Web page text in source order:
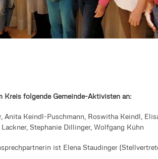
Kreis folgende Gemeinde-Aktivisten an:
Anita Keindl-Puschmann, Roswitha Keindl,
Stephanie Dillinger, Wolfgang Kühn
ist Elena Staudinger